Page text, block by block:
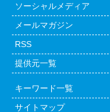
ソーシャルメディア
メールマガジン
RSS
提供元一覧
キーワード一覧
サイトマップ